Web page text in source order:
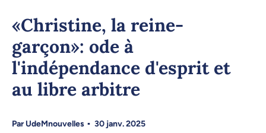
«Christine, la reine-
garçon»: ode à
l'indépendance d'esprit et
au libre arbitre
ParUdeMnouvelles 30 janv. 2025